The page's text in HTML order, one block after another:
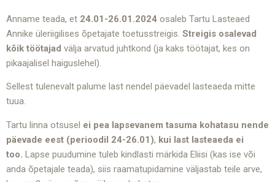
Anname teada, et 24.01-26.01.2024 osaleb Tartu Lasteaed
Annike üleriigilises õpetajate toetusstreigis. Streigis osalevad
kõik töötajad välja arvatud juhtkond (ja kaks töötajat, kes on
pikaajalisel haiguslehel).
Sellest tulenevalt palume last nendel päevadel lasteaeda mitte
tuua.
Tartu linna otsusel ei pea lapsevanem tasuma kohatasu nende
päevade eest (perioodil 24-26.01), kui last lasteaeda ei
too. Lapse puudumine tuleb kindlasti märkida Eliisi (kas ise või
anda õpetajale teada), siis raamatupidamine väljastab teile arve,